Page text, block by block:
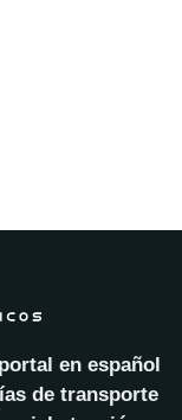
en español
de transporte